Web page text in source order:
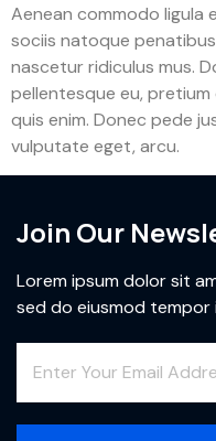
Aenean commodo ligula
sociis natoque
nascetur ridiculus mus.
pellentesque eu, pretium
quis enim. Donec pede
vulputate eget, arcu.
Join Our
Lorem ipsum dolor sit
sed do eiusmod